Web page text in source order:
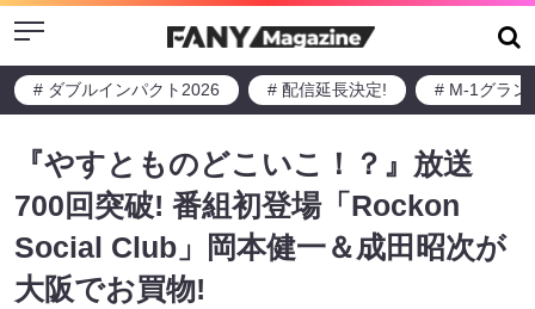
Menu
# ダブルインパクト2026 # 配信延長決定! # M-1グラン
『やすとものどこいこ！？』放送
700回突破! 番組初登場「Rockon
Social Club」岡本健一＆成田昭次が
大阪でお買物!